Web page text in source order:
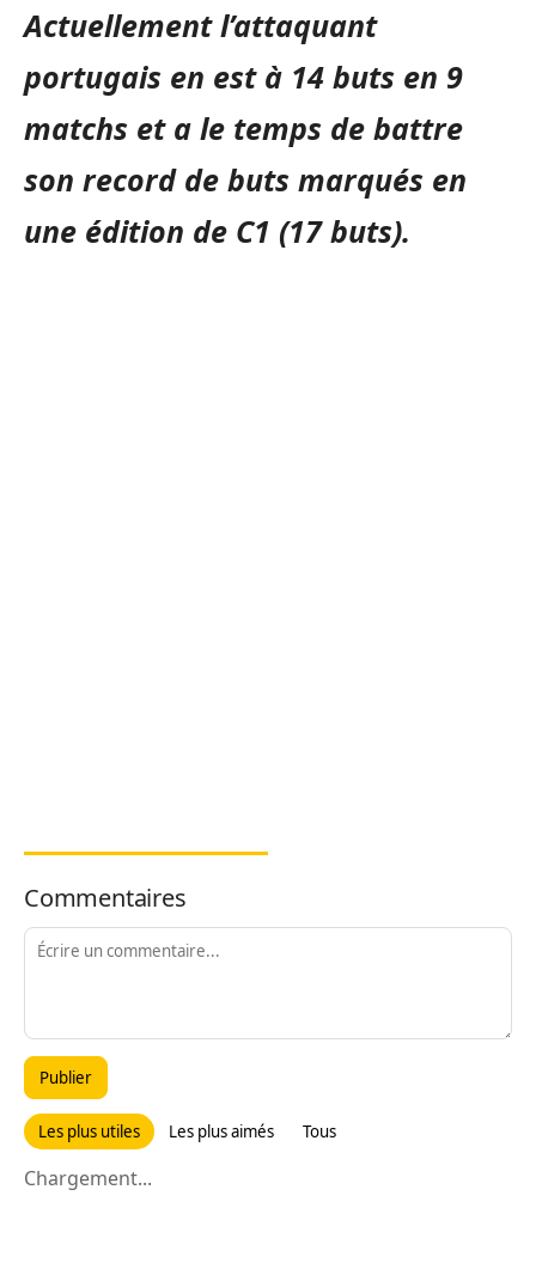
Actuellement l’attaquant
portugais en est à 14 buts en 9
matchs et a le temps de battre
son record de buts marqués en
une édition de C1 (17 buts).
Commentaires
Publier
Les plus utiles Les plus aimés Tous
Chargement...